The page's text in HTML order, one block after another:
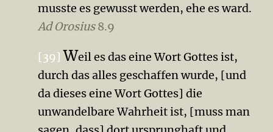
musste es gewusst werden, ehe es ward.
Ad Orosius8.9
[39] Weil es das eine Wort Gottes ist,
durch das alles geschaffen wurde, [und
da dieses eine Wort Gottes] die
unwandelbare Wahrheit ist, [muss man